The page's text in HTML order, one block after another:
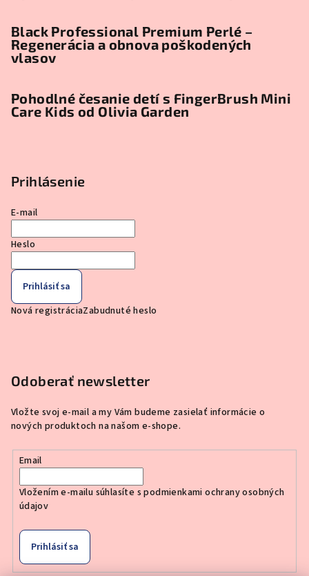
Black Professional Premium Perlé –
Regenerácia a obnova poškodených
vlasov
Pohodlné česanie detí s FingerBrush Mini
Care Kids od Olivia Garden
Prihlásenie
E-mail
Heslo
Prihlásiť sa
Nová registráciaZabudnuté heslo
Odoberať newsletter
Vložte svoj e-mail a my Vám budeme zasielať informácie o
nových produktoch na našom e-shope.
Email
Vložením e-mailu súhlasíte spodmienkami ochrany osobných
údajov
Prihlásiť sa